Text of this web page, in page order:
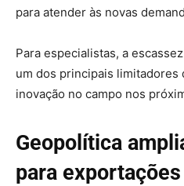
para atender às novas
Para especialistas, a
um dos principais limitadores
inovação no campo nos
Geopolítica
para